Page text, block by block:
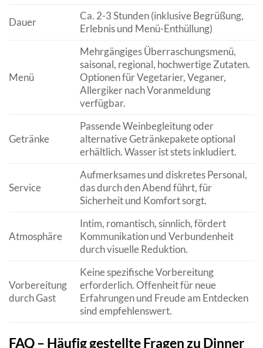
Dauer
Ca. 2-3 Stunden (inklusive Begrüßung,
Erlebnis und Menü-Enthüllung)
Menü
Mehrgängiges Überraschungsmenü,
saisonal, regional, hochwertige Zutaten.
Optionen für Vegetarier, Veganer,
Allergiker nach Voranmeldung
verfügbar.
Getränke
Passende Weinbegleitung oder
alternative Getränkepakete optional
erhältlich. Wasser ist stets inkludiert.
Service
Aufmerksames und diskretes Personal,
das durch den Abend führt, für
Sicherheit und Komfort sorgt.
Atmosphäre
Intim, romantisch, sinnlich, fördert
Kommunikation und Verbundenheit
durch visuelle Reduktion.
Vorbereitung
durch Gast
Keine spezifische Vorbereitung
erforderlich. Offenheit für neue
Erfahrungen und Freude am Entdecken
sind empfehlenswert.
FAQ – Häufig gestellte Fragen zu Dinner